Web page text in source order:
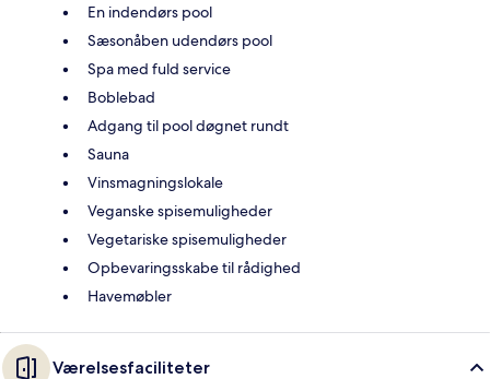
En indendørs pool
Sæsonåben udendørs pool
Spa med fuld service
Boblebad
Adgang til pool døgnet rundt
Sauna
Vinsmagningslokale
Veganske spisemuligheder
Vegetariske spisemuligheder
Opbevaringsskabe til rådighed
Havemøbler
Værelsesfaciliteter